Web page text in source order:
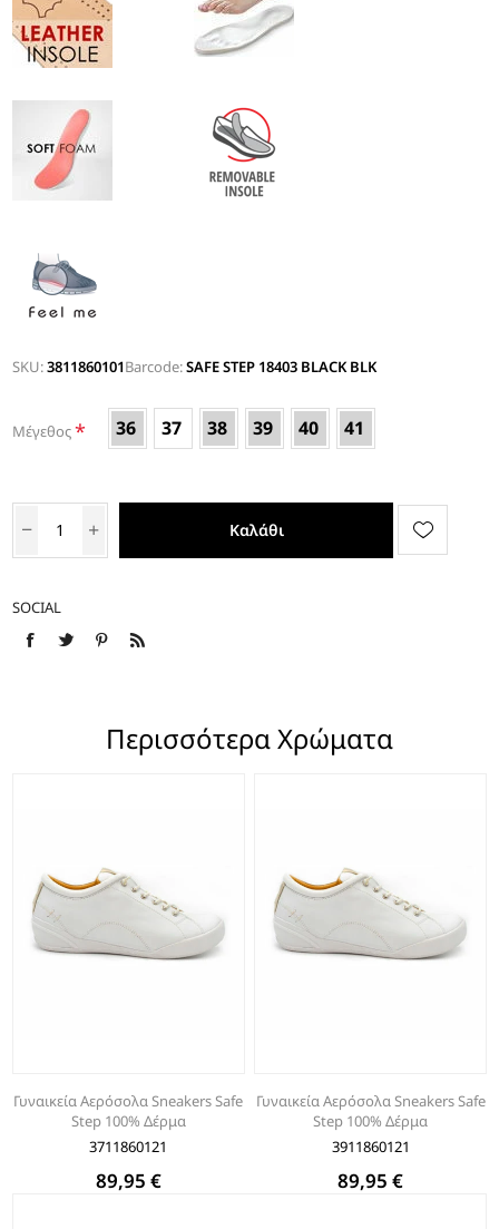
SKU:3811860101Barcode:SAFE STEP 18403 BLACK BLK
Μέγεθος* 36 37 38 39 40 41
Καλάθι
SOCIAL
Περισσότερα Χρώματα
Γυναικεία Αερόσολα Sneakers Safe
Step 100% Δέρμα
3711860121
89,95 €
Γυναικεία Αερόσολα Sneakers Safe
Step 100% Δέρμα
3911860121
89,95 €